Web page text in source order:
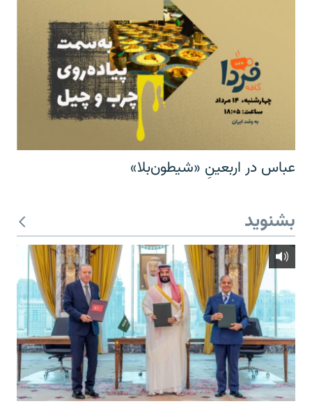
عباس در اربعینِ «شیطون‌بلا»
بشنوید